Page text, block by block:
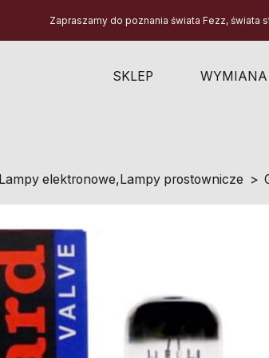
Zapraszamy do poznania świata Fezz,
SKLEP WYMIANA
Lampy elektronowe, Lampy prostownicze